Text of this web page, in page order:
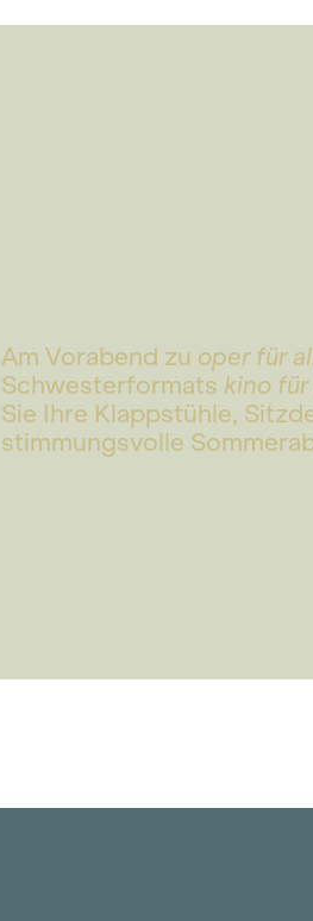
Am Vorabend zu oper für
Schwesterformats kino für
Sie Ihre Klappstühle,
stimmungsvolle